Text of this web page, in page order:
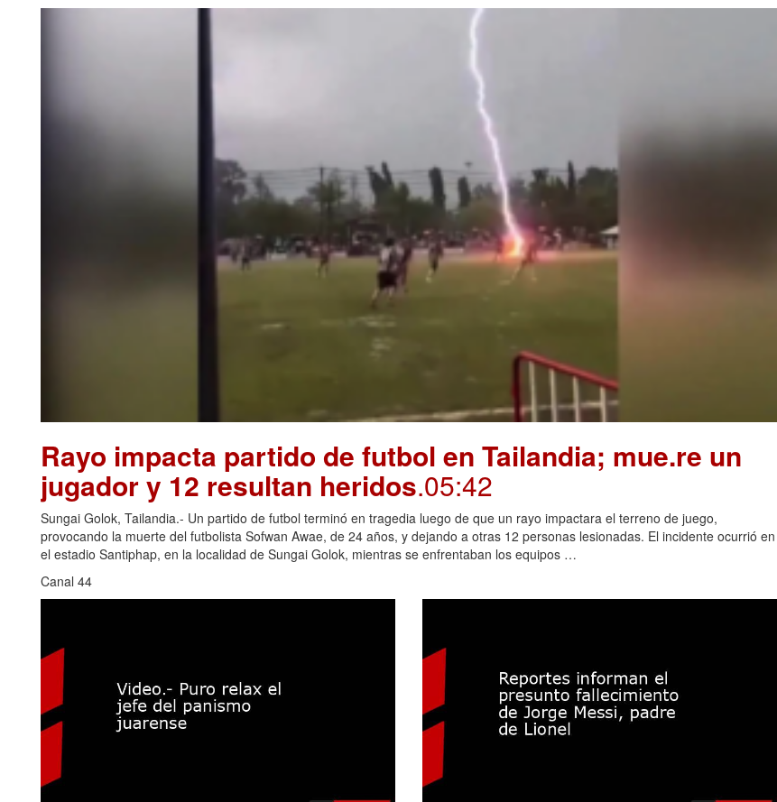
Rayo impacta partido de futbol en Tailandia; mue.re un
jugador y 12 resultan heridos.05:42
Sungai Golok, Tailandia.- Un partido de futbol terminó en tragedia luego de que un rayo impactara el terreno de juego,
provocando la muerte del futbolista Sofwan Awae, de 24 años, y dejando a otras 12 personas lesionadas. El incidente ocurrió en
el estadio Santiphap, en la localidad de Sungai Golok, mientras se enfrentaban los equipos …
Canal 44